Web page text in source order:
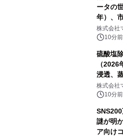
ータの
年）、
エータ
タ）・
株式会社
10分前
硫酸塩
（
浸透、
レポー
株式会社
10分前
謎が明
ア向け